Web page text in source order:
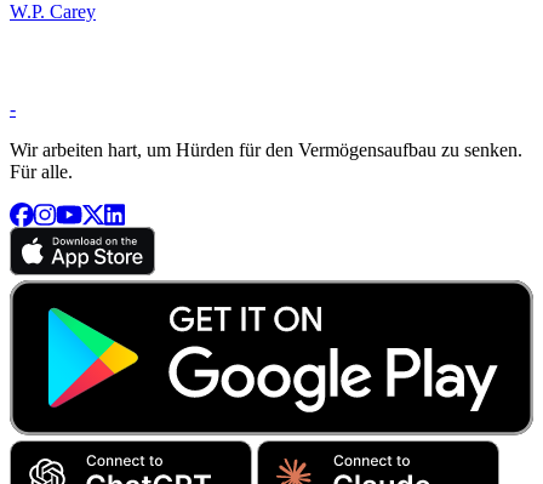
W.P. Carey
-
Wir arbeiten hart, um Hürden für den Vermögensaufbau zu senken.
Für alle.